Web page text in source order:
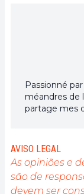
Passionné
méandres de
partage mes
tous, et je
qui peut
AVISO LEGAL
As opiniões e
são de
devem ser